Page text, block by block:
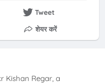
Tweet
शेयर करें
Kishan Regar, a